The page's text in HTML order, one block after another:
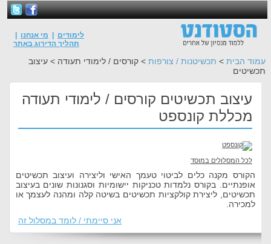
לימודים מי אנחנו
תהליך הדירוג באתר
עמוד הבית > תכשיטנות / צורפות > קורסים / לימודי תעודה > עיצוב
תכשיטים
עיצוב תכשיטים קורסים / לימודי תעודה
מכללת קונספט
לכל המסלולים במוסד
הקורס מקנה כלים לביטוי טעמך האישי וליצירה ועיצוב תכשיטים
אופנתיים. בקורס נלמדות טכניקות יישומיות וסגנונות שונים בעיצוב
תכשיטים, ליצירת קולקציות תכשיטים בשיטה קלה ומהנה לעצמך או
למכירה.
אני סיימתי / לומד במסלול זה